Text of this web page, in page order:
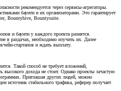
рекомендуется через сервисы-агрегаторы.
баунти и их организаторами. Это гарантирует
Bountyhive, Bountysuite.
и баунти у каждого проекта разнятся.
в раздачах, необходимо изучить их. Далее
стартапов и ждать выплату.
Такой способ не требует вложений,
дохода не стоит. Однако проекты зачастую
Приглашая других людей, можно
источник стабильного трафика, реферер получает